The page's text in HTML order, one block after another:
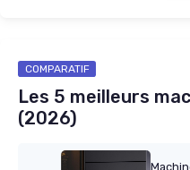
COMPARATIF
Les 5 meilleurs
(2026)